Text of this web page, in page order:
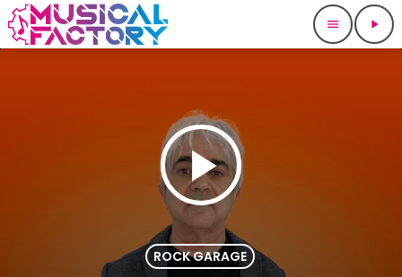
menu play_arrow
play_arrow
ROCK GARAGE